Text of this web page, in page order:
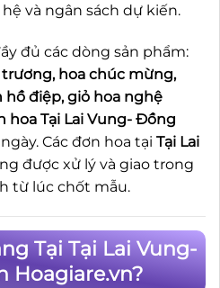
và ngân sách dự kiến.
đủ các dòng sản phẩm:
hoa chúc mừng,
hồ điệp, giỏ hoa nghệ
hoa Tại Lai Vung- Đồng
Các đơn hoa tại Tại Lai
được xử lý và giao trong
từ lúc chốt mẫu.
Tại Tại Lai Vung-
Hoagiare.vn?